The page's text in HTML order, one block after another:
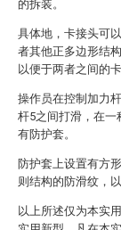
的拆装。
具体地，卡接头可
者其他正多边形结
以便于两者之间的卡
操作员在控制加力
杆5之间打滑，在一
有防护套。
防护套上设置有方
则结构的防滑纹，
以上所述仅为本实